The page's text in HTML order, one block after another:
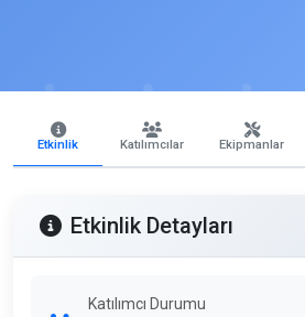
Etkinlik Katılımcılar Ekipmanlar
Etkinlik Detayları
Katılımcı Durumu